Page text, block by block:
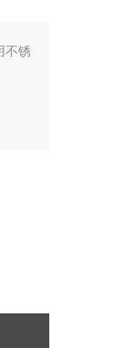
不锈